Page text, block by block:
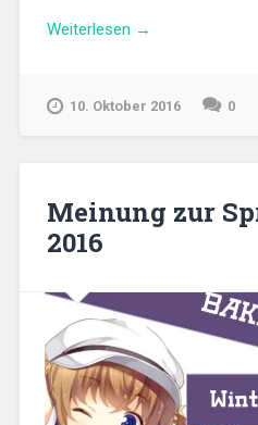
Weiterlesen „Eindrücke
2016
→
10. Oktober 2016 0
Meinung zur
2016